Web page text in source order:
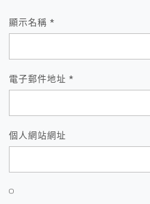
顯示名稱 *
電子郵件地址 *
個人網站網址